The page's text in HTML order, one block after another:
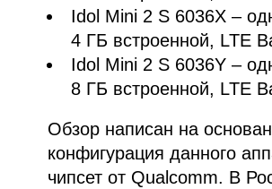
Idol Mini 2 S 6036Х –
4 ГБ встроенной, LTE
Idol Mini 2 S 6036Y –
8 ГБ встроенной, LTE
Обзор написан на
конфигурация данного
чипсет от Qualcomm. В